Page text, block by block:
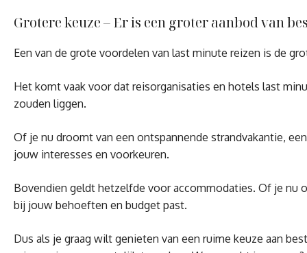
Grotere keuze – Er is een groter aanbod van
Een van de grote voordelen van last minute reizen is de
Het komt vaak voor dat reisorganisaties en hotels last
zouden liggen.
Of je nu droomt van een ontspannende strandvakantie,
jouw interesses en voorkeuren.
Bovendien geldt hetzelfde voor accommodaties. Of je nu
bij jouw behoeften en budget past.
Dus als je graag wilt genieten van een ruime keuze aan